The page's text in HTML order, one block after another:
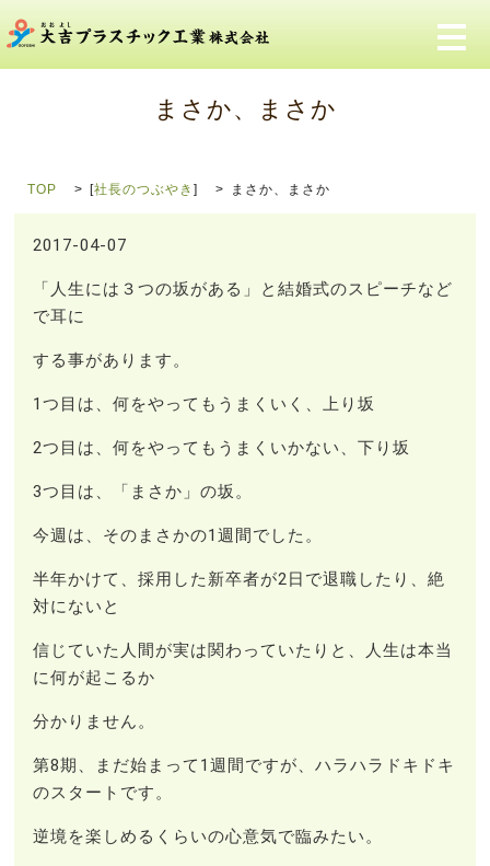
メ
まさか、まさか
TOP [社長のつぶやき] まさか、まさか
2017-04-07
「人生には３つの坂がある」と結婚式のスピーチなど
で耳に
する事があります。
1つ目は、何をやってもうまくいく、上り坂
2つ目は、何をやってもうまくいかない、下り坂
3つ目は、「まさか」の坂。
今週は、そのまさかの1週間でした。
半年かけて、採用した新卒者が2日で退職したり、絶
対にないと
信じていた人間が実は関わっていたりと、人生は本当
に何が起こるか
分かりません。
第8期、まだ始まって1週間ですが、ハラハラドキドキ
のスタートです。
逆境を楽しめるくらいの心意気で臨みたい。